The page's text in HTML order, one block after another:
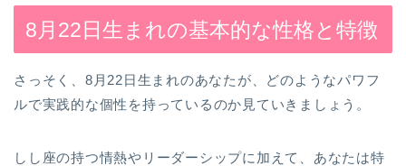
8月22日生まれの基本的な性格と特徴
さっそく、8月22日生まれのあなたが、どのようなパワフ
ルで実践的な個性を持っているのか見ていきましょう。
しし座の持つ情熱やリーダーシップに加えて、あなたは特